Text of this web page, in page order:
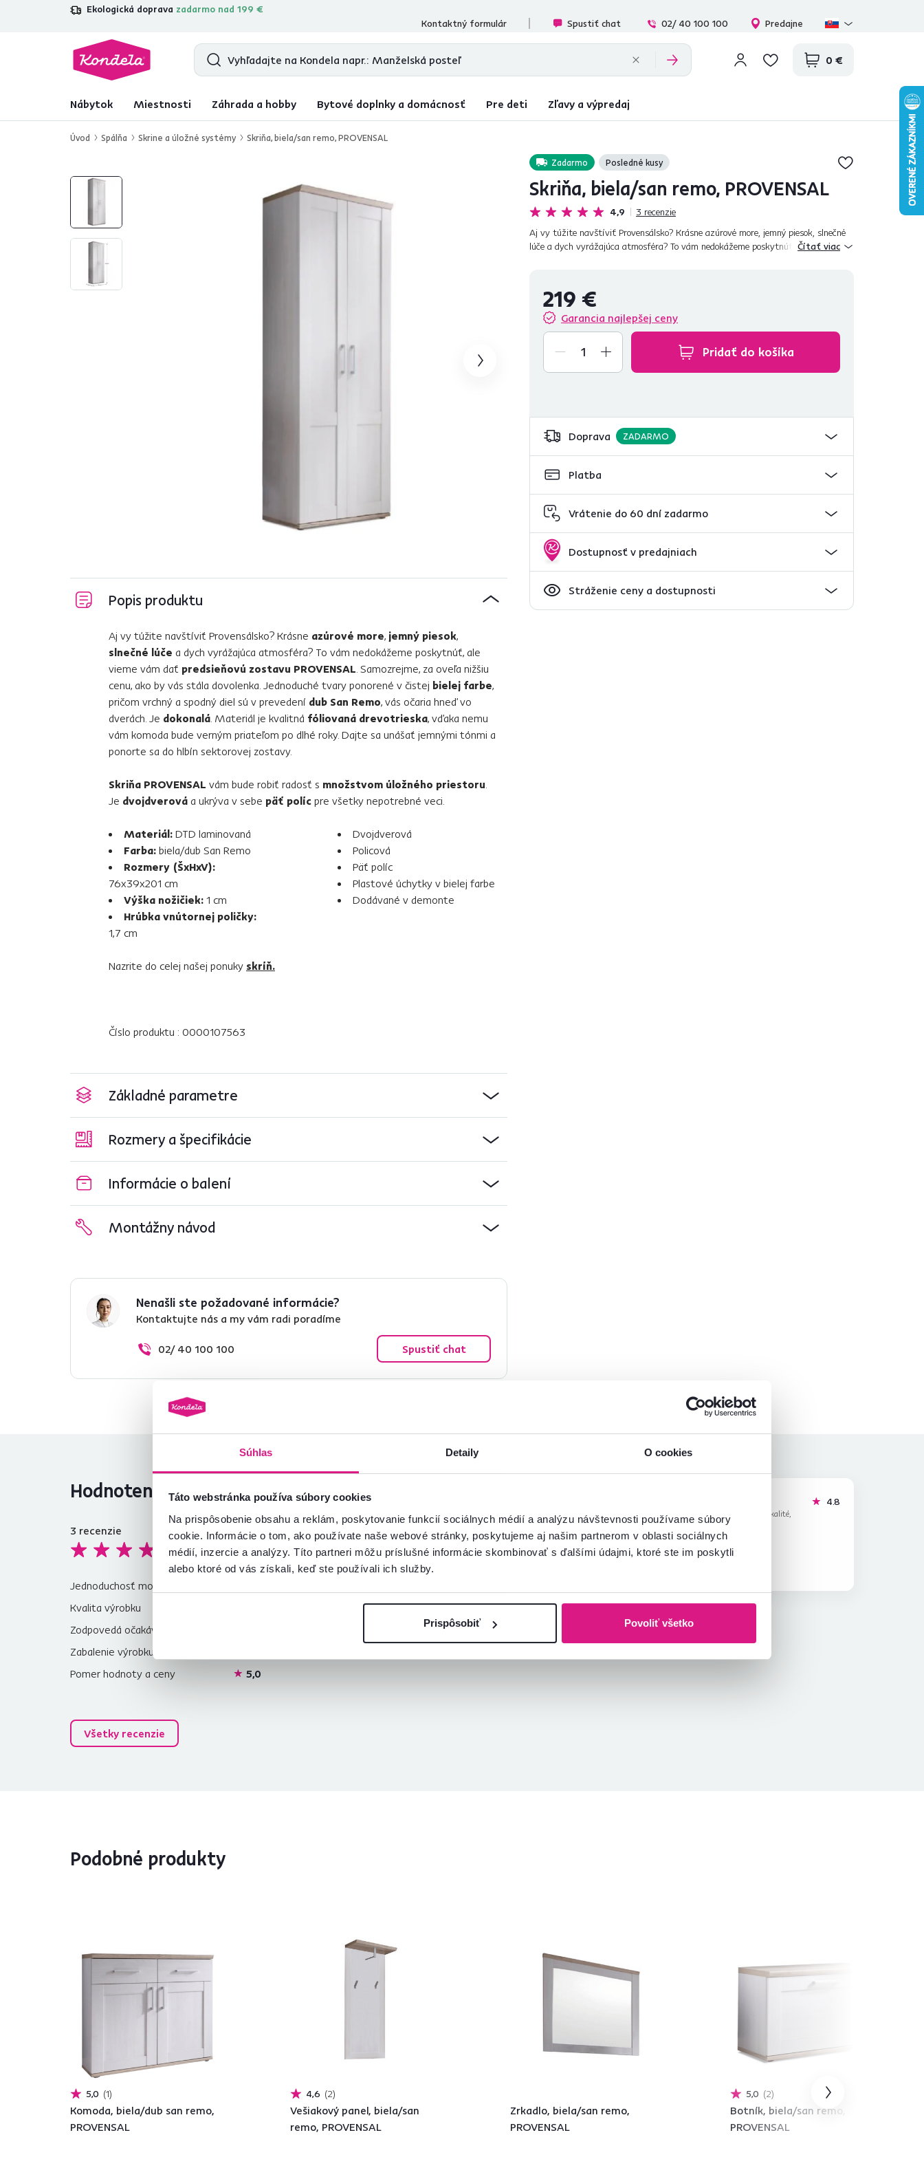
Súhlas Detaily O cookies
Táto webstránka používa súbory cookies
Na prispôsobenie obsahu a reklám, poskytovanie funkcií sociálnych médií a analýzu návštevnosti používame súbory
cookie. Informácie o tom, ako používate naše webové stránky, poskytujeme aj našim partnerom v oblasti sociálnych
médií, inzercie a analýzy. Títo partneri môžu príslušné informácie skombinovať s ďalšími údajmi, ktoré ste im poskytli
alebo ktoré od vás získali, keď ste používali ich služby.
Prispôsobiť Povoliť všetko
Ekologická doprava zadarmo nad 199 €
4,7 31 333overených produktových recenzií
Kontaktný formulár
Spustiť chat 02/ 40 100 100 Predajne
0 €
Nábytok Miestnosti Záhrada a hobby Bytové doplnky a domácnosť Pre deti Zľavy a výpredaj
Úvod Spálňa Skrine a úložné systémy Skriňa, biela/san remo, PROVENSAL
Zadarmo Posledné kusy
Skriňa, biela/san remo, PROVENSAL
4,9 3 recenzie
Aj vy túžite navštíviť Provensálsko? Krásne azúrové more, jemný piesok, slnečné
lúče a dych vyrážajúca atmosféra? To vám nedokážeme poskytnúť, ale vieme vám
Čítať viac
219 €
Garancia najlepšej ceny
Pridať do košíka
Doprava ZADARMO
Platba
Vrátenie do 60 dní zadarmo
Dostupnosť v predajniach
Stráženie ceny a dostupnosti
Popis produktu
Aj vy túžite navštíviť Provensálsko? Krásne azúrové more, jemný piesok,
slnečné lúče a dych vyrážajúca atmosféra? To vám nedokážeme poskytnúť, ale
vieme vám dať predsieňovú zostavu PROVENSAL . Samozrejme, za oveľa nižšiu
cenu, ako by vás stála dovolenka. Jednoduché tvary ponorené v čistej bielej farbe,
pričom vrchný a spodný diel sú v prevedení dub San Remo, vás očaria hneď vo
dverách. Je dokonalá . Materiál je kvalitná fóliovaná drevotrieska, vďaka nemu
vám komoda bude verným priateľom po dlhé roky. Dajte sa unášať jemnými tónmi a
ponorte sa do hlbín sektorovej zostavy.
Skriňa PROVENSAL vám bude robiť radosť s množstvom úložného priestoru
Je dvojdverová a ukrýva v sebe päť políc pre všetky nepotrebné veci.
Materiál: DTD laminovaná
Farba: biela/dub San Remo
Rozmery (ŠxHxV):
76x39x201 cm
Výška nožičiek: 1 cm
Hrúbka vnútornej poličky:
1,7 cm
Dvojdverová
Policová
Päť políc
Plastové úchytky v bielej farbe
Dodávané v demonte
Nazrite do celej našej ponuky skríň.
Číslo produktu : 0000107563
Základné parametre
Rozmery a špecifikácie
Informácie o balení
Montážny návod
Nenašli ste požadované informácie?
Kontaktujte nás a my vám radi poradíme
02/ 40 100 100 Spustiť chat
Hodnotenia produktu
4,9
3 recenzie
Jednoduchosť montáže
Kvalita výrobku
Zodpovedá očakávaniam
Zabalenie výrobku
Pomer hodnoty a ceny
5,0
Všetky recenzie
Michal B.
9.12.2024, Banská Belá,
Slovensko
Overený nákup
22.11.2023, Lipová,
Slovensko
28.6.2026, Skalité,
Slovensko
4.8
Podobné produkty
5,0 1
Komoda, biela/dub san remo,
PROVENSAL
4,6 2
Vešiakový panel, biela/san
remo, PROVENSAL
Zrkadlo, biela/san remo,
PROVENSAL
5,0 2
Botník, biela/san remo,
PROVENSAL